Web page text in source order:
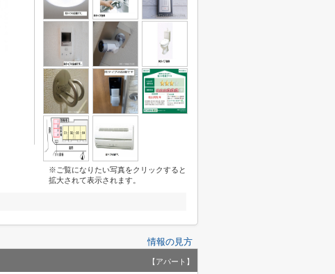
※ご覧になりたい写真をクリックすると
拡大されて表示されます。
情報の見方
【アパート】